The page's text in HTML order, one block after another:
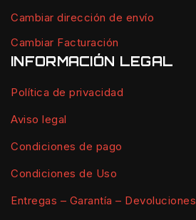
Cambiar dirección de envío
Cambiar Facturación
INFORMACIÓN LEGAL
Política de privacidad
Aviso legal
Condiciones de pago
Condiciones de Uso
Entregas – Garantía – Devoluciones